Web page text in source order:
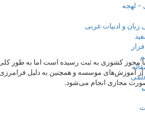
و ادبیات عربی
کشوری به ثبت رسیده است اما به طور کلی
موسسه و همچنین به دلیل فرامرزی
مجازی انجام می‌شود.